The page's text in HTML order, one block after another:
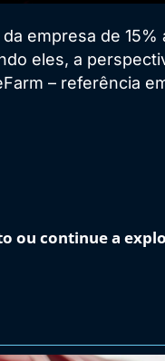
empresa de
eles, a
– referência
ou continue a